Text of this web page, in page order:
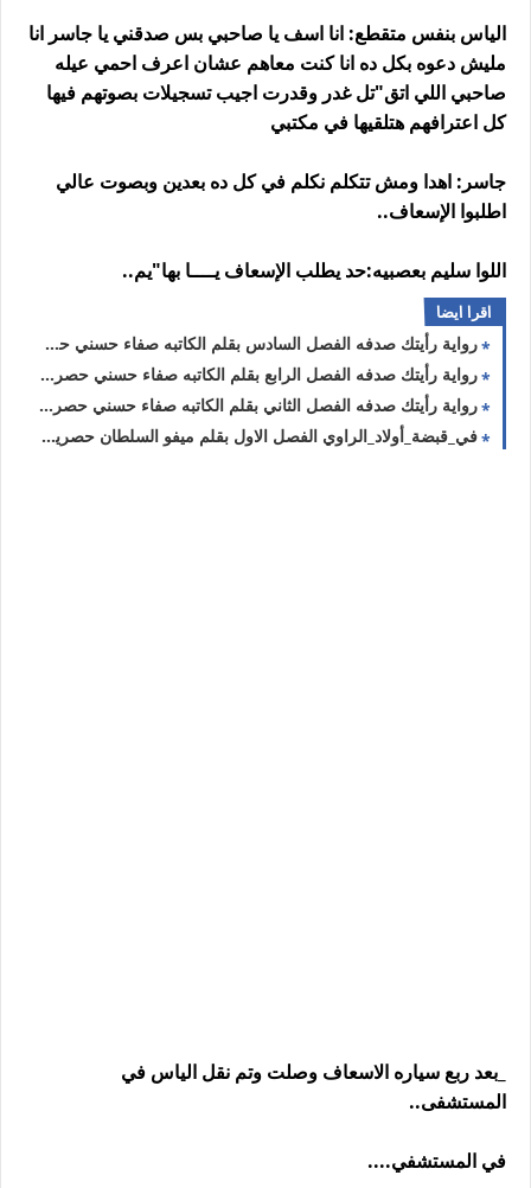
الياس بنفس متقطع: انا اسف يا صاحبي بس صدقني يا جاسر انا
مليش دعوه بكل ده انا كنت معاهم عشان اعرف احمي عيله
صاحبي اللي اتق"تل غدر وقدرت اجيب تسجيلات بصوتهم فيها
كل اعترافهم هتلقيها في مكتبي
جاسر: اهدا ومش تتكلم نكلم في كل ده بعدين وبصوت عالي
اطلبوا الإسعاف..
اللوا سليم بعصبيه:حد يطلب الإسعاف يــــا بها"يم..
اقرا ايضا
رواية رأيتك صدفه الفصل السادس بقلم الكاتبه صفاء حسني حصريه وجديده
رواية رأيتك صدفه الفصل الرابع بقلم الكاتبه صفاء حسني حصريه وجديده
رواية رأيتك صدفه الفصل الثاني بقلم الكاتبه صفاء حسني حصريه وجديده
في_قبضة_أولاد_الراوي الفصل الاول بقلم ميفو السلطان حصريه وجديده
_بعد ربع سياره الاسعاف وصلت وتم نقل الياس في
المستشفى..
في المستشفي....